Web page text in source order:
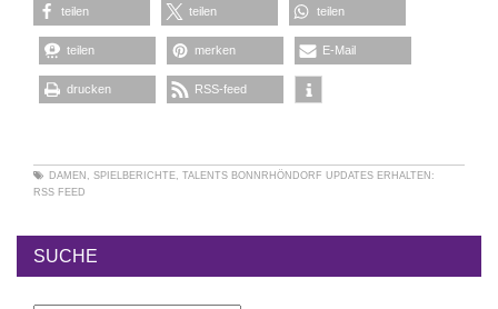
teilen teilen teilen
teilen merken E-Mail
drucken RSS-feed
DAMEN SPIELBERICHTE TALENTS BONNRHÖNDORF UPDATES ERHALTEN:
RSS FEED
SUCHE